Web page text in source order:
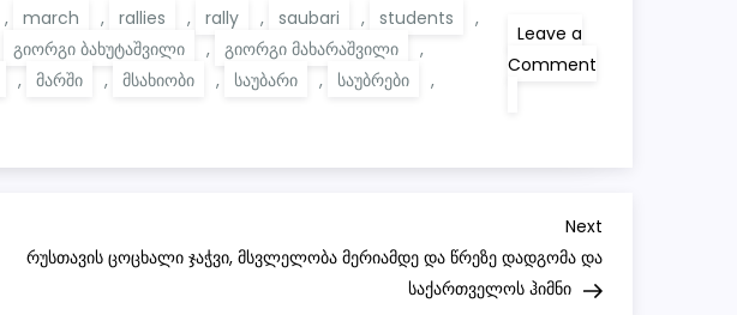
, march , rallies , rally , saubari , students
,
გიორგი ბახუტაშვილი , გიორგი მახარაშვილი
,
, მარში , მსახიობი , საუბარი , საუბრები
,
Leave a
Comment
Rally
conversations
აქციის
25-
ე
Post
Next
რუსთავის ცოცხალი ჯაჭვი, მსვლელობა მერიამდე და წრეზე დადგომა და
საქართველოს ჰიმნი